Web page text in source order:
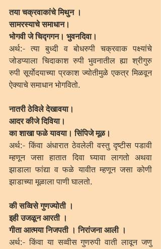
तया चक्रवाकांचे मिथुन ।
सामरस्याचे समाधान।
भोगवी जे चिद्गगन। भुवनदिवा।
अर्थ:- त्या बुध्दी व बोधरुपी चक्रवाक पक्ष्यांचे
जोडप्याला चिदाकाश रुपी भुवनातील ह्या श्रीगुरु
रुपी सूर्याेदयाच्या प्रकाश ज्योतीमुळे एकत्र मिळवून
ऐक्याचे समाधान भोगवितो.
नातरी ठेविले देखावया।
आदर कीजे दिविया।
का शाखा फळे यावया। सिंपिजे मूळ।
अर्थ:- किंवा अंधारात ठेवलेली वस्तु दृष्टीस पडावी
म्हणून जसा हातात दिवा घ्यावा लागतो अथवा
झाडाला फांद्या व फळे यावीत म्हणून जसा कोणी
झाडाच्या मूळाला पाणी घालतो.
की सव्विसे गुणज्योती ।
इही उजळून आरती ।
गीता आत्मया निजपती । निरांजना आली ।
अर्थ:- किंवा या सव्वीस गुणरुपी वाती लावून जणु